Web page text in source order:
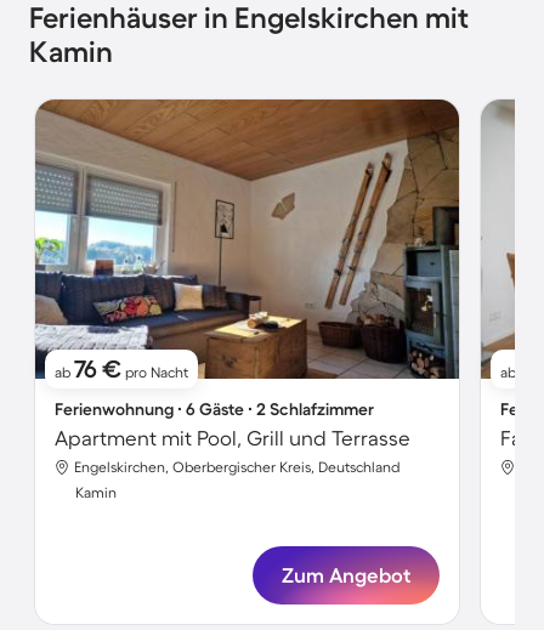
Ferienhäuser in Engelskirchen mit
Kamin
ab 76 € pro Nacht
Ferienwohnung ∙ 6 Gäste ∙ 2 Schlafzimmer
Apartment mit Pool, Grill und Terrasse
Engelskirchen, Oberbergischer Kreis, Deutschland
Kamin
Zum Angebot
ab